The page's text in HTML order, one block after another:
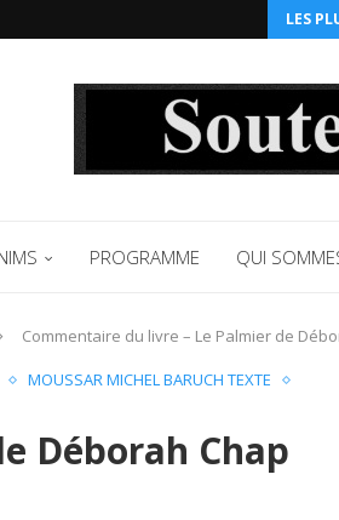
LES
PROGRAMME QUI
Commentaire du livre – Le Palmier de
MOUSSAR MICHEL BARUCH TEXTE
Déborah Chap